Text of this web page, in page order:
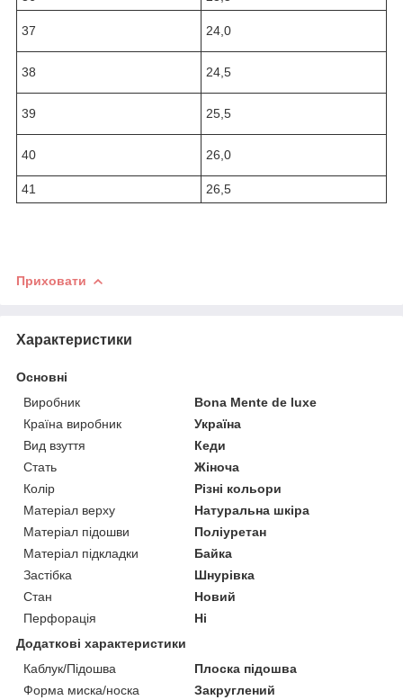
37 24,0
38 24,5
39 25,5
40 26,0
41 26,5
Приховати
Характеристики
Основні
Виробник
Bona Mente de luxe
Країна виробник
Україна
Вид взуття
Кеди
Стать
Жіноча
Колір
Різні кольори
Матеріал верху
Натуральна шкіра
Матеріал підошви
Поліуретан
Матеріал підкладки
Байка
Застібка
Шнурівка
Стан
Новий
Перфорація
Ні
Додаткові характеристики
Каблук/Підошва
Плоска підошва
Форма миска/носка
Закруглений